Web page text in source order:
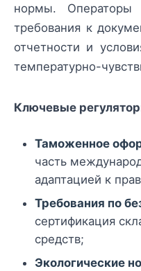
нормы. Операторы
требования к
отчетности и
температурно-
Ключевые
Таможенное
часть
адаптацией к
Требования по
сертификация
средств;
Экологические